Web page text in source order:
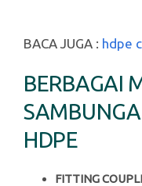
BACA JUGA : hdpe
BERBAGAI
HDPE
FITTING